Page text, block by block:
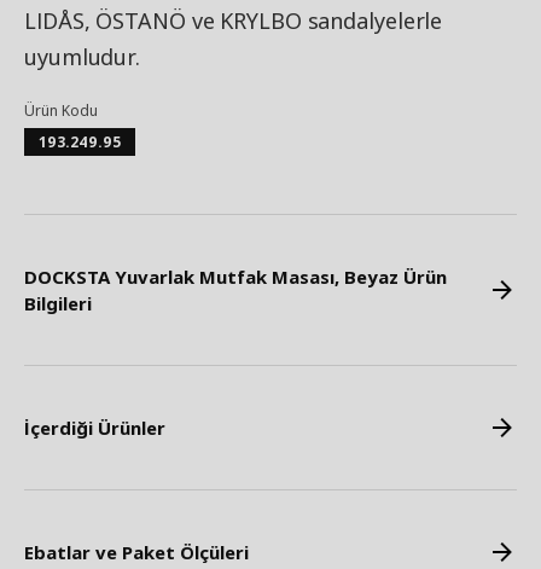
LIDÅS, ÖSTANÖ ve KRYLBO sandalyelerle
uyumludur.
Ürün Kodu
193.249.95
DOCKSTA Yuvarlak Mutfak Masası, Beyaz Ürün
Bilgileri
İçerdiği Ürünler
Ebatlar ve Paket Ölçüleri